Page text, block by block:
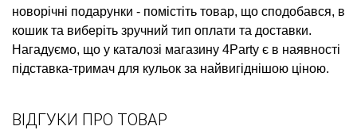
новорічні подарунки - помістіть товар, що сподобався, в
кошик та виберіть зручний тип оплати та доставки.
Нагадуємо, що у каталозі магазину 4Party є в наявності
підставка-тримач для кульок за найвигіднішою ціною.
ВІДГУКИ ПРО ТОВАР